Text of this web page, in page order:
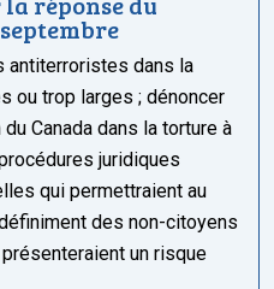
antiterroristes dans la
ou trop larges ; dénoncer
Canada dans la torture à
juridiques
qui permettraient au
des non-citoyens
un risque